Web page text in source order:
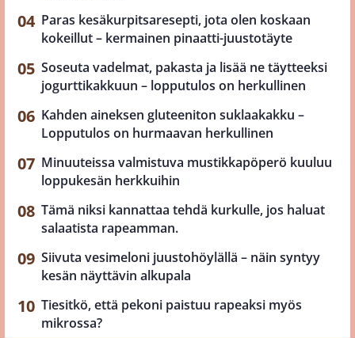
Paras kesäkurpitsaresepti, jota olen koskaan
kokeillut – kermainen pinaatti-juustotäyte
Soseuta vadelmat, pakasta ja lisää ne täytteeksi
jogurttikakkuun – lopputulos on herkullinen
Kahden aineksen gluteeniton suklaakakku –
Lopputulos on hurmaavan herkullinen
Minuuteissa valmistuva mustikkapöperö kuuluu
loppukesän herkkuihin
Tämä niksi kannattaa tehdä kurkulle, jos haluat
salaatista rapeamman.
Siivuta vesimeloni juustohöylällä – näin syntyy
kesän näyttävin alkupala
Tiesitkö, että pekoni paistuu rapeaksi myös
mikrossa?